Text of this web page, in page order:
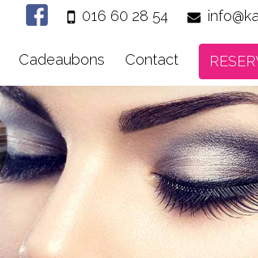
016 60 28 54
Cadeaubons Contact